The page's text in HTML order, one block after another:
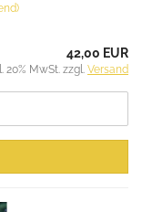
42,00 EUR
20% MwSt. zzgl. Versand